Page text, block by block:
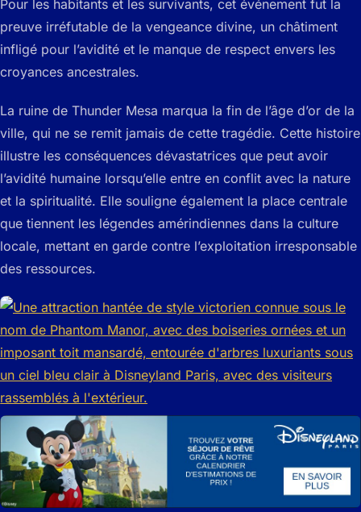
Pour les habitants et les survivants, cet événement fut la
preuve irréfutable de la vengeance divine, un châtiment
infligé pour l’avidité et le manque de respect envers les
croyances ancestrales.
La ruine de Thunder Mesa marqua la fin de l’âge d’or de la
ville, qui ne se remit jamais de cette tragédie. Cette histoire
illustre les conséquences dévastatrices que peut avoir
l’avidité humaine lorsqu’elle entre en conflit avec la nature
et la spiritualité. Elle souligne également la place centrale
que tiennent les légendes amérindiennes dans la culture
locale, mettant en garde contre l’exploitation irresponsable
des ressources.